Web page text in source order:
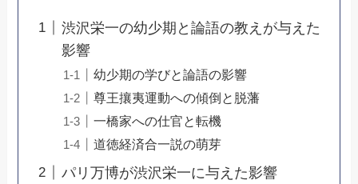
渋沢栄一の幼少期と論語の教えが与えた
影響
幼少期の学びと論語の影響
尊王攘夷運動への傾倒と脱藩
一橋家への仕官と転機
道徳経済合一説の萌芽
パリ万博が渋沢栄一に与えた影響